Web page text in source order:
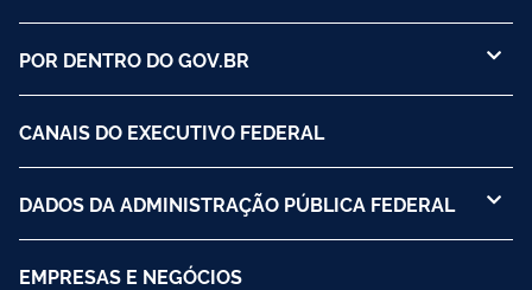
POR DENTRO DO GOV.BR
CANAIS DO EXECUTIVO FEDERAL
DADOS DA ADMINISTRAÇÃO PÚBLICA FEDERAL
EMPRESAS E NEGÓCIOS